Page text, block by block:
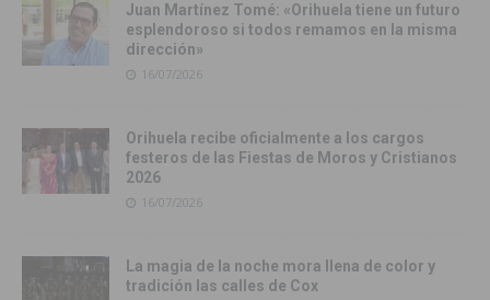
Juan Martínez Tomé: «Orihuela tiene un futuro
esplendoroso si todos remamos en la misma
dirección»
16/07/2026
Orihuela recibe oficialmente a los cargos
festeros de las Fiestas de Moros y Cristianos
2026
16/07/2026
La magia de la noche mora llena de color y
tradición las calles de Cox